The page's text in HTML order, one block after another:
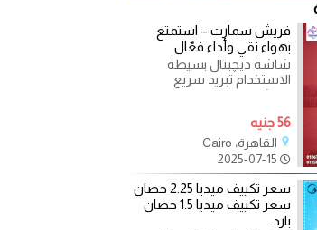
فريش سمارت – استمتع
بهواء نقي وأداء فعّال
شاشة ديچيتال بسيطة
الاستخدام تبريد سريع
وانتشار هواء ناعم تربو لتعديل
56 جنيه
القاهرة، Cairo
2025-07-15
سعر تكييف ميديا 2.25 حصان
سعر تكييف ميديا 1.5 حصان
بارد